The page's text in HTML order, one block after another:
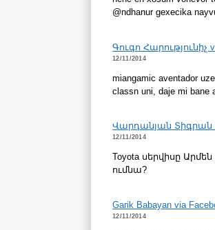
@ndhanur gexecika
Գուգո Հարությունիչ
12/11/2014
miangamic aventador
classn uni, daje mi bane
Վարդանյան Տիգրան
12/11/2014
Toyota սերվիսը
ումնա?
Garik Babayan via
12/11/2014